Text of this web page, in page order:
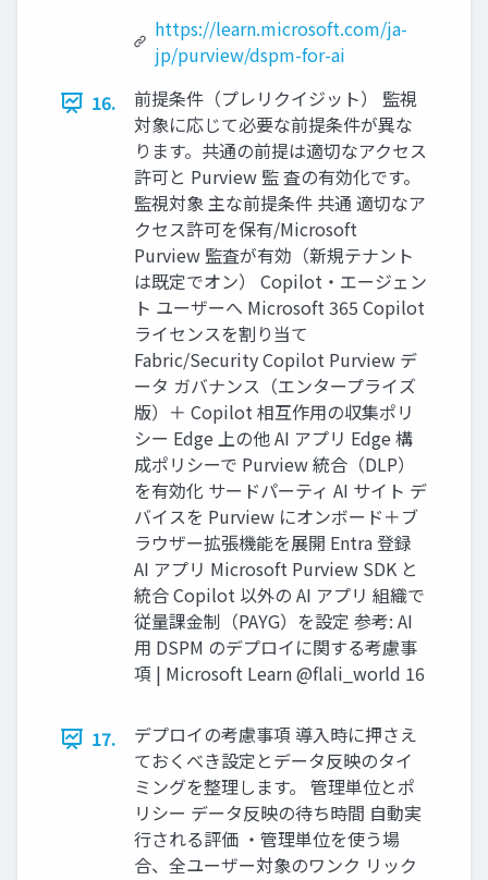
https://learn.microsoft.com/ja-
jp/purview/dspm-for-ai
16.
前提条件（プレリクイジット） 監視
対象に応じて必要な前提条件が異な
ります。共通の前提は適切なアクセス
許可と Purview 監 査の有効化です。
監視対象 主な前提条件 共通 適切なア
クセス許可を保有/Microsoft
Purview 監査が有効（新規テナント
は既定でオン） Copilot・エージェン
ト ユーザーへ Microsoft 365 Copilot
ライセンスを割り当て
Fabric/Security Copilot Purview デ
ータ ガバナンス（エンタープライズ
版）＋ Copilot 相互作用の収集ポリ
シー Edge 上の他 AI アプリ Edge 構
成ポリシーで Purview 統合（DLP）
を有効化 サードパーティ AI サイト デ
バイスを Purview にオンボード＋ブ
ラウザー拡張機能を展開 Entra 登録
AI アプリ Microsoft Purview SDK と
統合 Copilot 以外の AI アプリ 組織で
従量課金制（PAYG）を設定 参考: AI
用 DSPM のデプロイに関する考慮事
項 | Microsoft Learn @flali_world 16
17.
デプロイの考慮事項 導入時に押さえ
ておくべき設定とデータ反映のタイ
ミングを整理します。 管理単位とポ
リシー データ反映の待ち時間 自動実
行される評価 ・管理単位を使う場
合、全ユーザー対象のワンク リック